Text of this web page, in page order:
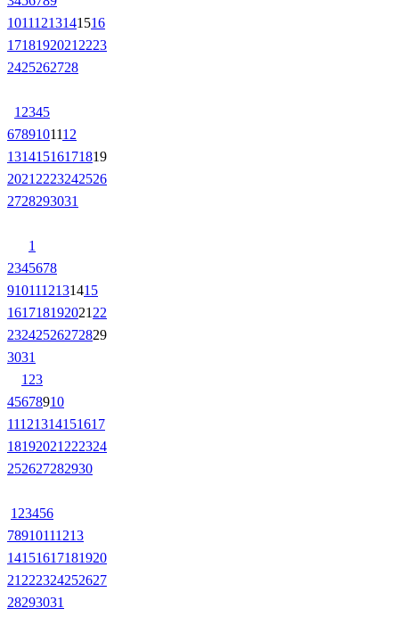
10111213141516
1718192021 2223
2425262728
1 2345
6789101112
13141516171819
2021 2223242526
2728293031
1
2345678
9101112131415
161718192021 22
23242526272829
3031
1 23
45678910
11121314151617
18192021 222324
252627282930
1 23456
78910111213
14151617181920
21 222324252627
28293031